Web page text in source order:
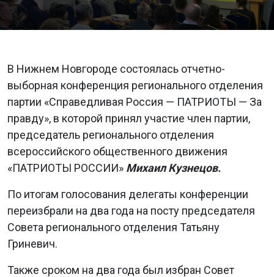
В Нижнем Новгороде состоялась отчетно-
выборная конференция регионального отделения
партии «Справедливая Россия — ПАТРИОТЫ — За
правду», в которой принял участие член партии,
председатель регионального отделения
всероссийского общественного движения
«ПАТРИОТЫ РОССИИ» Михаил Кузнецов.
По итогам голосования делегаты конференции
переизбрали на два года на посту председателя
Совета регионального отделения Татьяну
Гриневич.
Также сроком на два года был избран Совет